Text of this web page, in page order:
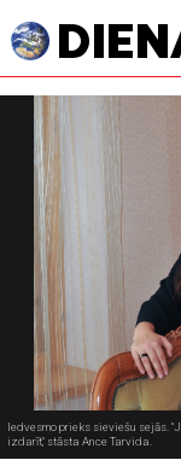
Iedvesmo prieks sieviešu sejās.
izdarīt," stāsta Ance Tarvida.